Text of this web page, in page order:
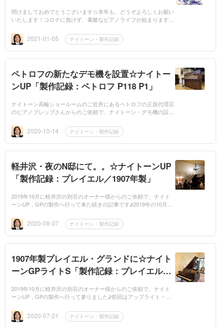
明けましておめでとうございます☆本年も、どうぞよろしくお願い
いたします！コロナに負けず、素敵なピアノライフが始まりますよ
2021-01-05 ナイトーン・製作記録
ペトロフの新たなデモ機を設置☆ナイトー
ンUP「製作記録：ペトロフ P118 P1」
ナイトーン高輪ショールームのご近所にあるペトロフの正規代理店
のピアノプレップさんからのご依頼で、ナイトーン・デモ機の設置
フと、ナイトー...
2020-10-14 ナイトーン・製作記録
軽井沢・夜のN邸にて。。☆ナイトーンUP
「製作記録：プレイエル／1907年製」
2019年10月に軽井沢の別荘のオーナー様からのご依頼で、ナイト
ーンUP，GPの製作へ行って来た続きの記事です♪2019年の10月に
が停電・断水となって...
2020-08-07 ナイトーン・製作記録
1907年製プレイエル・グランドに☆ナイト
ーンGPライトS「製作記録：プレイエル／
2019年10月に軽井沢の別荘のオーナー様からのご依頼で、ナイト
ーンUP，GPの製作へ行って参りました♪前回はアップライト・ス
ドです。こちらのピ...
2020-07-21 ナイトーン・製作記録